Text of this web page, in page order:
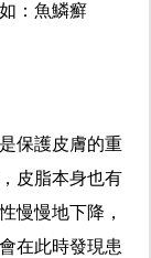
：魚鱗癬
保護皮膚的重
皮脂本身也有
慢慢地下降，
在此時發現患